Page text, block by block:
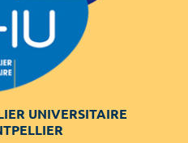
UNIVERSITAIRE